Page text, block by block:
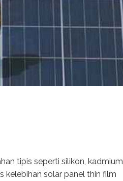
tipis seperti silikon, kadmium
kelebihan solar panel thin film